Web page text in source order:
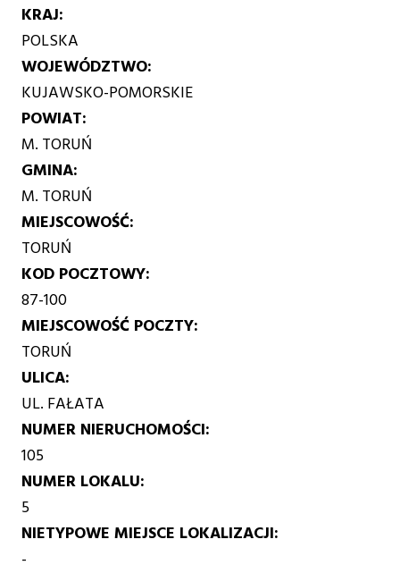
KRAJ
POLSKA
WOJEWÓDZTWO
KUJAWSKO-POMORSKIE
POWIAT
M. TORUŃ
GMINA
M. TORUŃ
MIEJSCOWOŚĆ
TORUŃ
KOD POCZTOWY
87-100
MIEJSCOWOŚĆ POCZTY
TORUŃ
ULICA
UL. FAŁATA
NUMER NIERUCHOMOŚCI
105
NUMER LOKALU
5
NIETYPOWE MIEJSCE LOKALIZACJI
-